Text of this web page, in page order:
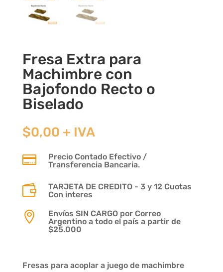
Fresa Extra para
Machimbre con
Bajofondo Recto o
Biselado
$0,00 + IVA

Precio Contado Efectivo /
Transferencia Bancaria.

TARJETA DE CREDITO - 3 y 12 Cuotas
Con interes

Envíos SIN CARGO por Correo
Argentino a todo el país a partir de
$25.000
Fresas para acoplar a juego de machimbre